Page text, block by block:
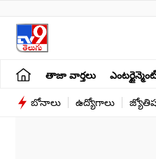
తాజా వార్తలు
బోనాలు ఉద్యోగాలు